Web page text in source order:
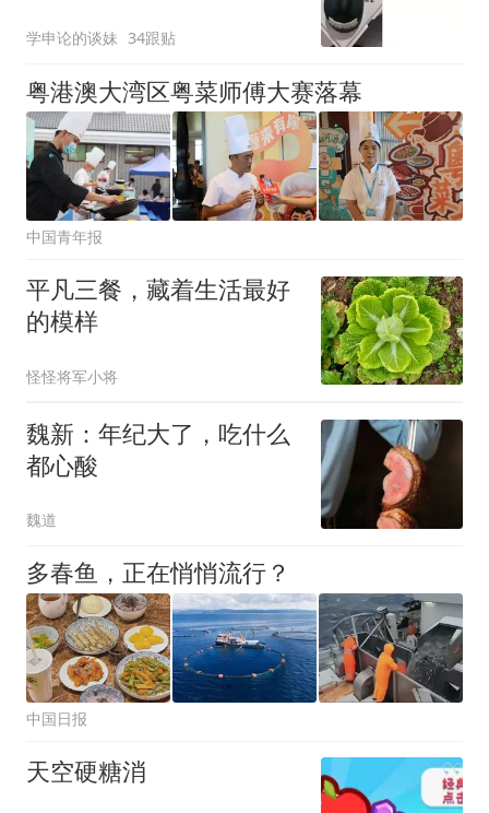
学申论的谈妹 34跟贴
粤港澳大湾区粤菜师傅大赛落幕
中国青年报
平凡三餐，藏着生活最好
的模样
怪怪将军小将
魏新：年纪大了，吃什么
都心酸
魏道
多春鱼，正在悄悄流行？
中国日报
天空硬糖消